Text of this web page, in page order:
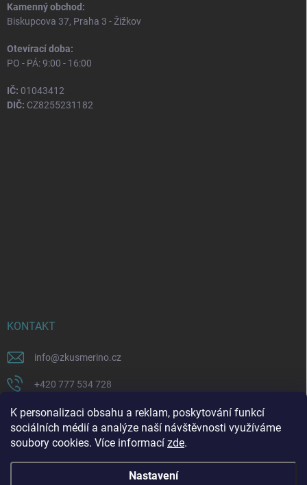
K personalizaci obsahu a reklam, poskytování funkcí
sociálních médií a analýze naší návštěvnosti využíváme
soubory cookies. Více informací zde.
Nastavení
Kamenný obchod:
Biskupcova 37, Praha 3 - Žižkov
Otevírací doba:
PO - PÁ: 9:00 - 16:00
IČ: 01043412
DIČ: CZ8255231182
KONTAKT
info@zkusmerino.cz
+420 777 534 728
https://www.facebook.com/zkusmerino/
zkusmerino.cz